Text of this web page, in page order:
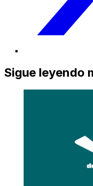
Sigue leyendo